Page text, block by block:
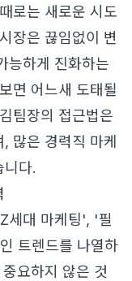
로는 새로운 시도
장은 끊임없이 변
능하게 진화하는
면 어느새 도태될
팀장의 접근법은
많은 경력직 마케
니다.
세대 마케팅', '필
트렌드를 나열하
요하지 않은 것